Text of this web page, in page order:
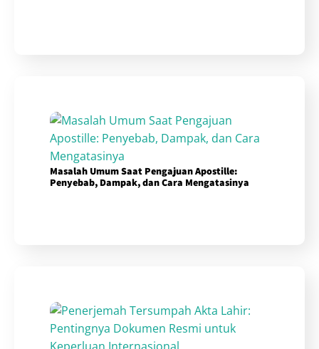
Masalah Umum Saat Pengajuan Apostille:
Penyebab, Dampak, dan Cara Mengatasinya